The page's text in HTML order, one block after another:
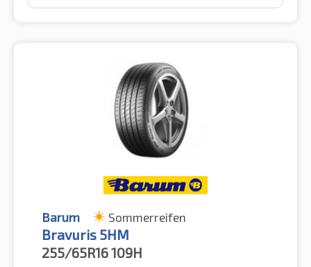
Barum Sommerreifen
Bravuris 5HM
255/65R16109H